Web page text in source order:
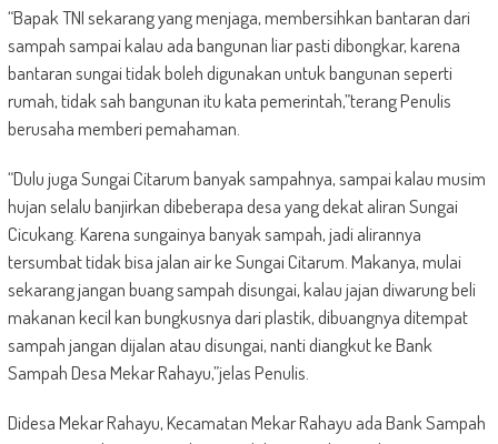
“Bapak TNI sekarang yang menjaga, membersihkan bantaran dari
sampah sampai kalau ada bangunan liar pasti dibongkar, karena
bantaran sungai tidak boleh digunakan untuk bangunan seperti
rumah, tidak sah bangunan itu kata pemerintah,”terang Penulis
berusaha memberi pemahaman.
“Dulu juga Sungai Citarum banyak sampahnya, sampai kalau musim
hujan selalu banjirkan dibeberapa desa yang dekat aliran Sungai
Cicukang. Karena sungainya banyak sampah, jadi alirannya
tersumbat tidak bisa jalan air ke Sungai Citarum. Makanya, mulai
sekarang jangan buang sampah disungai, kalau jajan diwarung beli
makanan kecil kan bungkusnya dari plastik, dibuangnya ditempat
sampah jangan dijalan atau disungai, nanti diangkut ke Bank
Sampah Desa Mekar Rahayu,”jelas Penulis.
Didesa Mekar Rahayu, Kecamatan Mekar Rahayu ada Bank Sampah